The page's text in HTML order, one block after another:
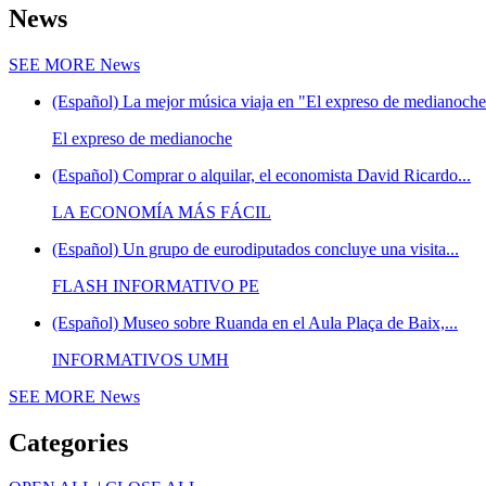
News
SEE MORE News
(Español) La mejor música viaja en "El expreso de
El expreso de medianoche
(Español) Comprar o alquilar, el economista David Ricardo...
LA ECONOMÍA MÁS FÁCIL
(Español) Un grupo de eurodiputados concluye una visita...
FLASH INFORMATIVO PE
(Español) Museo sobre Ruanda en el Aula Plaça de Baix,...
INFORMATIVOS UMH
SEE MORE News
Categories